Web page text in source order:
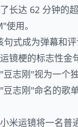
长达 62 分钟的
用。
句式成为弹幕和
镜梗的标志性金
豆志刚"视为一个
志刚"命名的歌
米运镜将一名普